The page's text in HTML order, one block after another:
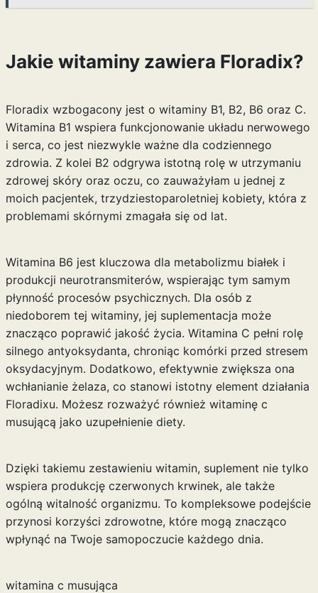
Jakie witaminy zawiera Floradix?
Floradix wzbogacony jest o witaminy B1, B2, B6 oraz C.
Witamina B1 wspiera funkcjonowanie układu nerwowego
i serca, co jest niezwykle ważne dla codziennego
zdrowia. Z kolei B2 odgrywa istotną rolę w utrzymaniu
zdrowej skóry oraz oczu, co zauważyłam u jednej z
moich pacjentek, trzydziestoparoletniej kobiety, która z
problemami skórnymi zmagała się od lat.
Witamina B6 jest kluczowa dla metabolizmu białek i
produkcji neurotransmiterów, wspierając tym samym
płynność procesów psychicznych. Dla osób z
niedoborem tej witaminy, jej suplementacja może
znacząco poprawić jakość życia. Witamina C pełni rolę
silnego antyoksydanta, chroniąc komórki przed stresem
oksydacyjnym. Dodatkowo, efektywnie zwiększa ona
wchłanianie żelaza, co stanowi istotny element działania
Floradixu. Możesz rozważyć również witaminę c
musującą jako uzupełnienie diety.
Dzięki takiemu zestawieniu witamin, suplement nie tylko
wspiera produkcję czerwonych krwinek, ale także
ogólną witalność organizmu. To kompleksowe podejście
przynosi korzyści zdrowotne, które mogą znacząco
wpłynąć na Twoje samopoczucie każdego dnia.
witamina c musująca